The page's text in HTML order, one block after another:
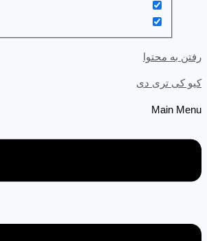
رفتن به محتوا
کیو کی تری دی
Main Menu